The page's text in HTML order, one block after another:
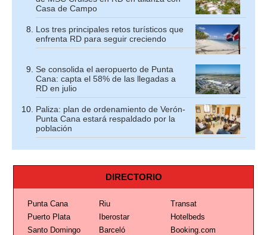
Casa de Campo
Los tres principales retos turísticos que
enfrenta RD para seguir creciendo
Se consolida el aeropuerto de Punta
Cana: capta el 58% de las llegadas a
RD en julio
Paliza: plan de ordenamiento de Verón-
Punta Cana estará respaldado por la
población
DIRECTORIO
Punta Cana Riu
Transat
Puerto Plata
Iberostar
Hotelbeds
Santo Domingo
Barceló
Booking.com